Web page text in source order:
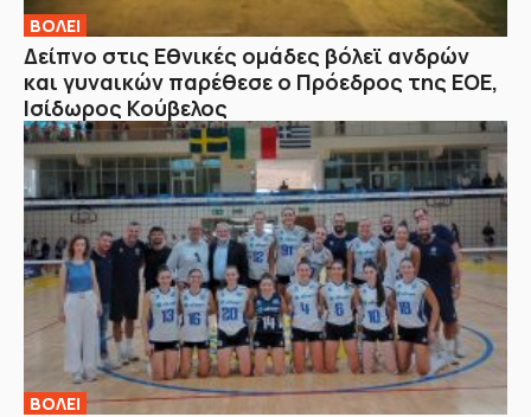
ΒOΛΕΙ
Δείπνο στις Εθνικές ομάδες βόλεϊ ανδρών
και γυναικών παρέθεσε ο Πρόεδρος της ΕΟΕ,
Ισίδωρος Κούβελος
ΒOΛΕΙ